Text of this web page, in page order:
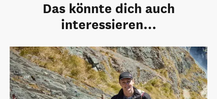
Das könnte dich auch
interessieren...